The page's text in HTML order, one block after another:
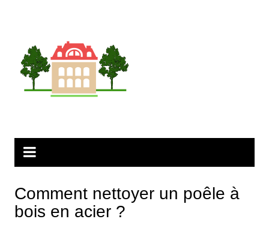
Comment nettoyer un poêle à
bois en acier ?